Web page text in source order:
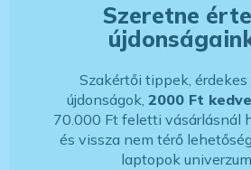
Szeretne
Szakértői tippek,
újdonságok, 2000 Ft
70.000 Ft feletti vásárlásnál
és vissza nem térő
laptopok